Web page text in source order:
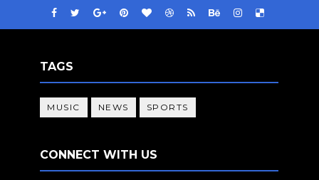
TAGS
MUSIC NEWS SPORTS
CONNECT WITH US